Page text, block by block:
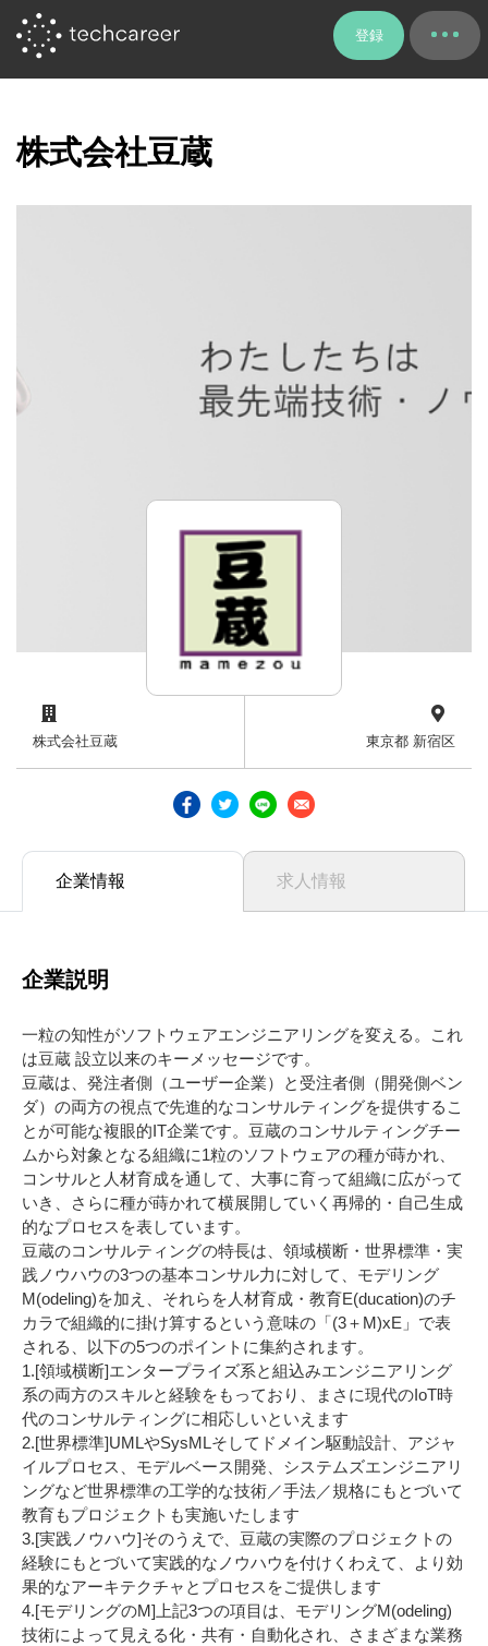
登録
株式会社豆蔵
株式会社豆蔵 東京都 新宿区
企業情報 求人情報
企業説明
一粒の知性がソフトウェアエンジニアリングを変える。これ
は豆蔵 設立以来のキーメッセージです。
豆蔵は、発注者側（ユーザー企業）と受注者側（開発側ベン
ダ）の両方の視点で先進的なコンサルティングを提供するこ
とが可能な複眼的IT企業です。豆蔵のコンサルティングチー
ムから対象となる組織に1粒のソフトウェアの種が蒔かれ、
コンサルと人材育成を通して、大事に育って組織に広がって
いき、さらに種が蒔かれて横展開していく再帰的・自己生成
的なプロセスを表しています。
豆蔵のコンサルティングの特長は、領域横断・世界標準・実
践ノウハウの3つの基本コンサル力に対して、モデリング
M(odeling)を加え、それらを人材育成・教育E(ducation)のチ
カラで組織的に掛け算するという意味の「(3＋M)xE」で表
される、以下の5つのポイントに集約されます。
1.[領域横断]エンタープライズ系と組込みエンジニアリング
系の両方のスキルと経験をもっており、まさに現代のIoT時
代のコンサルティングに相応しいといえます
2.[世界標準]UMLやSysMLそしてドメイン駆動設計、アジャ
イルプロセス、モデルベース開発、システムズエンジニアリ
ングなど世界標準の工学的な技術／手法／規格にもとづいて
教育もプロジェクトも実施いたします
3.[実践ノウハウ]そのうえで、豆蔵の実際のプロジェクトの
経験にもとづいて実践的なノウハウを付けくわえて、より効
果的なアーキテクチャとプロセスをご提供します
4.[モデリングのM]上記3つの項目は、モデリングM(odeling)
技術によって見える化・共有・自動化され、さまざまな業務